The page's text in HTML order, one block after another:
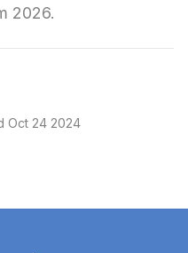
2026.
Oct 24 2024